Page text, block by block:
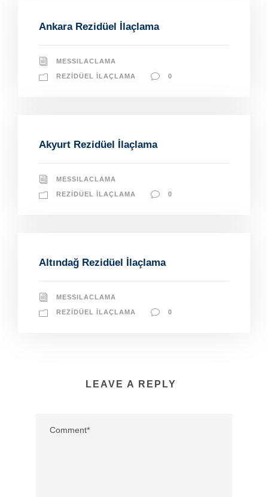
Ankara Rezidüel İlaçlama
MESSILACLAMA
REZIDÜEL İLAÇLAMA 0
Akyurt Rezidüel İlaçlama
MESSILACLAMA
REZIDÜEL İLAÇLAMA 0
Altındağ Rezidüel İlaçlama
MESSILACLAMA
REZIDÜEL İLAÇLAMA 0
LEAVE A REPLY